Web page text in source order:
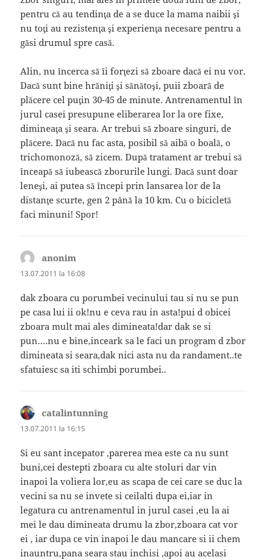
pentru că au tendinţa de a se duce la mama naibii şi
nu toţi au rezistenţa şi experienţa necesare pentru a
găsi drumul spre casă.
Alin, nu încerca să îi forţezi să zboare dacă ei nu vor.
Dacă sunt bine hrăniţi şi sănătoşi, puii zboară de
plăcere cel puţin 30-45 de minute. Antrenamentul în
jurul casei presupune eliberarea lor la ore fixe,
dimineaţa şi seara. Ar trebui să zboare singuri, de
plăcere. Dacă nu fac asta, posibil să aibă o boală, o
trichomonoză, să zicem. După tratament ar trebui să
înceapă să iubească zborurile lungi. Dacă sunt doar
leneşi, ai putea să începi prin lansarea lor de la
distanţe scurte, gen 2 până la 10 km. Cu o bicicletă
faci minuni! Spor!
anonim
13.07.2011 la 16:08
dak zboara cu porumbei vecinului tau si nu se pun
pe casa lui ii ok!nu e ceva rau in asta!pui d obicei
zboara mult mai ales dimineata!dar dak se si
pun….nu e bine,inceark sa le faci un program d zbor
dimineata si seara,dak nici asta nu da randament..te
sfatuiesc sa iti schimbi porumbei..
catalintunningspune:
13.07.2011 la 16:15
Si eu sant incepator ,parerea mea este ca nu sunt
buni,cei destepti zboara cu alte stoluri dar vin
inapoi la voliera lor,eu as scapa de cei care se duc la
vecini sa nu se invete si ceilalti dupa ei,iar in
legatura cu antrenamentul in jurul casei ,eu la ai
mei le dau dimineata drumu la zbor,zboara cat vor
ei , iar dupa ce vin inapoi le dau mancare si ii chem
inauntru,pana seara stau inchisi ,apoi au acelasi